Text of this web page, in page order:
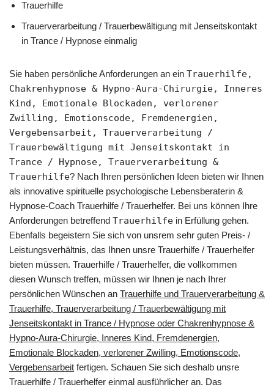
Trauerhilfe
Trauerverarbeitung / Trauerbewältigung mit Jenseitskontakt
in Trance / Hypnose einmalig
Sie haben persönliche Anforderungen an ein Trauerhilfe,
Chakrenhypnose & Hypno-Aura-Chirurgie, Inneres
Kind, Emotionale Blockaden, verlorener
Zwilling, Emotionscode, Fremdenergien,
Vergebensarbeit, Trauerverarbeitung /
Trauerbewältigung mit Jenseitskontakt in
Trance / Hypnose, Trauerverarbeitung &
Trauerhilfe? Nach Ihren persönlichen Ideen bieten wir Ihnen
als innovative spirituelle psychologische Lebensberaterin &
Hypnose-Coach Trauerhilfe / Trauerhelfer. Bei uns können Ihre
Anforderungen betreffend Trauerhilfe in Erfüllung gehen.
Ebenfalls begeistern Sie sich von unsrem sehr guten Preis- /
Leistungsverhältnis, das Ihnen unsre Trauerhilfe / Trauerhelfer
bieten müssen. Trauerhilfe / Trauerhelfer, die vollkommen
diesen Wunsch treffen, müssen wir Ihnen je nach Ihrer
persönlichen Wünschen an Trauerhilfe und Trauerverarbeitung &
Trauerhilfe, Trauerverarbeitung / Trauerbewältigung mit
Jenseitskontakt in Trance / Hypnose oder Chakrenhypnose &
Hypno-Aura-Chirurgie, Inneres Kind, Fremdenergien,
Emotionale Blockaden, verlorener Zwilling, Emotionscode,
Vergebensarbeit fertigen. Schauen Sie sich deshalb unsre
Trauerhilfe / Trauerhelfer einmal ausführlicher an. Das